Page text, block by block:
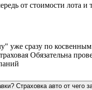
от стоимости лота
уже сразу по
Обязательна
Страховка авто от чего